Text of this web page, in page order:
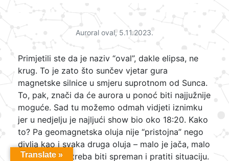
Auroral oval, 5.11.2023.
Primjetili ste da je naziv “oval”, dakle elipsa, ne
krug. To je zato što sunčev vjetar gura
magnetske silnice u smjeru suprotnom od Sunca.
To, pak, znači da će aurora u ponoć biti najjužnije
moguće. Sad tu možemo odmah vidjeti iznimku
jer u nedjelju je najljući show bio oko 18:20. Kako
to? Pa geomagnetska oluja nije “pristojna” nego
divlja kao i svaka druga oluja – malo je jača, malo
slabija. Dakle treba biti spreman i pratiti situaciju.
Translate »